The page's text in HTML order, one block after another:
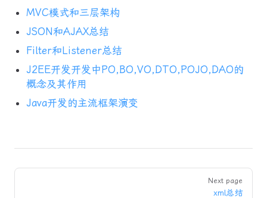
MVC模式和三层架构
JSON和AJAX总结
Filter和Listener总结
J2EE开发开发中PO,BO,VO,DTO,POJO,DAO的
概念及其作用
Java开发的主流框架演变
Pager
Next page
xml总结